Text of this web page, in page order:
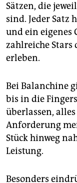
Sätzen, die
sind. Jeder Satz
und ein eigenes
zahlreiche Stars
erleben.
Bei Balanchine
bis in die
überlassen,
Anforderung
Stück hinweg
Leistung.
Besonders